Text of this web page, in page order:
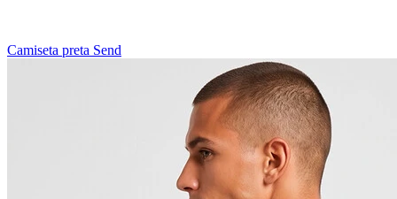
Camiseta preta Send